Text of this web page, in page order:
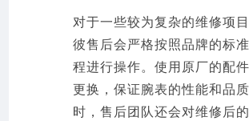
对于一些较为复杂的维修项
彼售后会严格按照品牌的标
程进行操作。使用原厂的配
更换，保证腕表的性能和品
时，售后团队还会对维修后